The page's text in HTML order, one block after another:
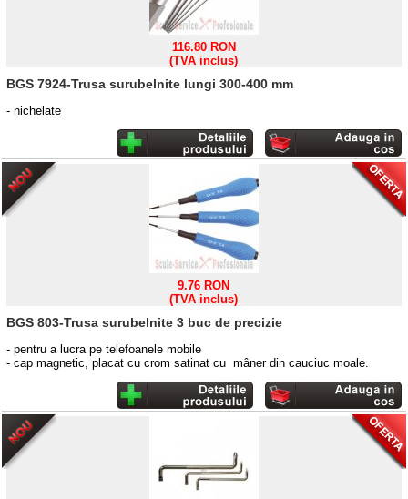
116.80 RON
(TVA inclus)
BGS 7924-Trusa surubelnite lungi 300-400 mm
- nichelate
9.76 RON
(TVA inclus)
BGS 803-Trusa surubelnite 3 buc de precizie
- pentru a lucra pe telefoanele mobile
-cap magnetic placat cu crom satinatcu mâner din cauciuc moale.